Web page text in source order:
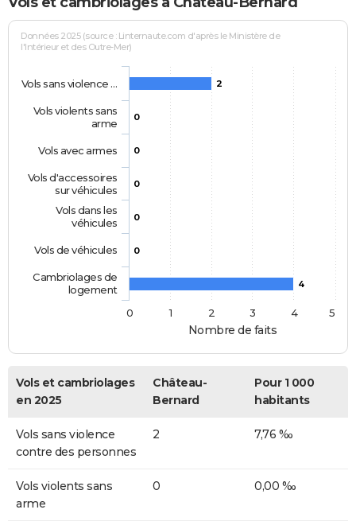
Nombre de faits
Données 2025 (source : Linternaute.com d'après le Ministère de
l'Intérieur et des Outre-Mer)
2
0
0
0
0
0
4
Vols sans violence …
Vols violents sans
arme
Vols avec armes
Vols d'accessoires
sur véhicules
Vols dans les
véhicules
Vols de véhicules
Cambriolages de
logement
0
1 2 3 4 5
Vols et cambriolages
en 2025
Château-
Bernard
Pour 1 000
habitants
Vols sans violence
contre des personnes
2 7,76 ‰
Vols violents sans
arme
0 0,00 ‰